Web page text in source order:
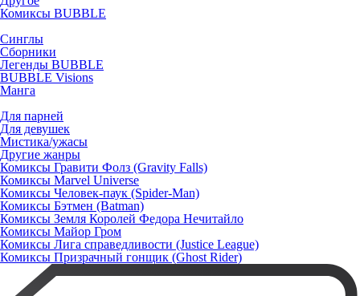
Комиксы BUBBLE
Синглы
Сборники
Легенды BUBBLE
BUBBLE Visions
Манга
Для парней
Для девушек
Мистика/ужасы
Другие жанры
Комиксы Гравити Фолз (Gravity Falls)
Комиксы Marvel Universe
Комиксы Человек-паук (Spider-Man)
Комиксы Бэтмен (Batman)
Комиксы Земля Королей Федора Нечитайло
Комиксы Майор Гром
Комиксы Лига справедливости (Justice League)
Комиксы Призрачный гонщик (Ghost Rider)